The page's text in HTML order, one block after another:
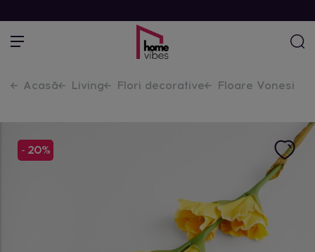
Acasă Living Flori decorative Floare Vonesi
- 20%